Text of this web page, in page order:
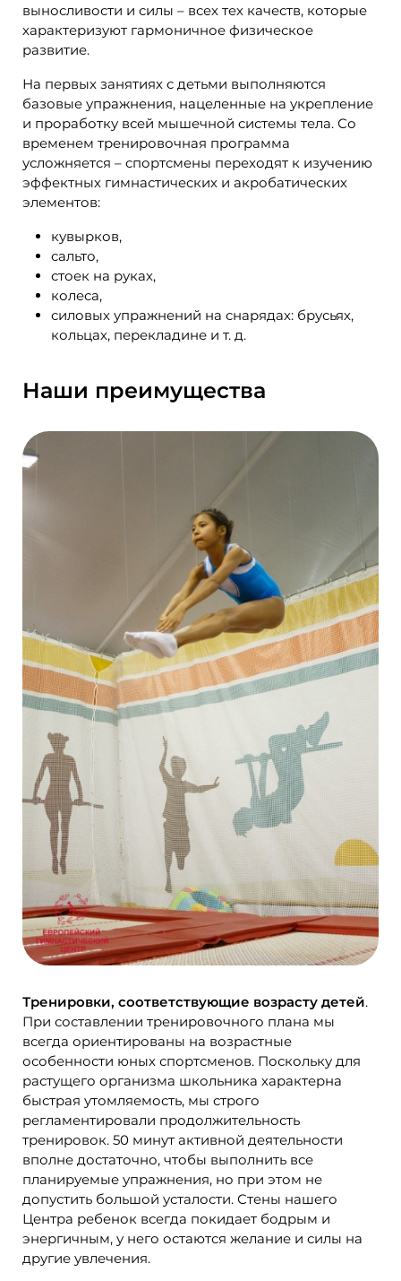
выносливости и силы – всех тех качеств, которые
характеризуют гармоничное физическое
развитие.
На первых занятиях с детьми выполняются
базовые упражнения, нацеленные на укрепление
и проработку всей мышечной системы тела. Со
временем тренировочная программа
усложняется – спортсмены переходят к изучению
эффектных гимнастических и акробатических
элементов:
кувырков,
сальто,
стоек на руках,
колеса,
силовых упражнений на снарядах: брусьях,
кольцах, перекладине и т. д.
Наши преимущества
Тренировки, соответствующие возрасту детей.
При составлении тренировочного плана мы
всегда ориентированы на возрастные
особенности юных спортсменов. Поскольку для
растущего организма школьника характерна
быстрая утомляемость, мы строго
регламентировали продолжительность
тренировок. 50 минут активной деятельности
вполне достаточно, чтобы выполнить все
планируемые упражнения, но при этом не
допустить большой усталости. Стены нашего
Центра ребенок всегда покидает бодрым и
энергичным, у него остаются желание и силы на
другие увлечения.